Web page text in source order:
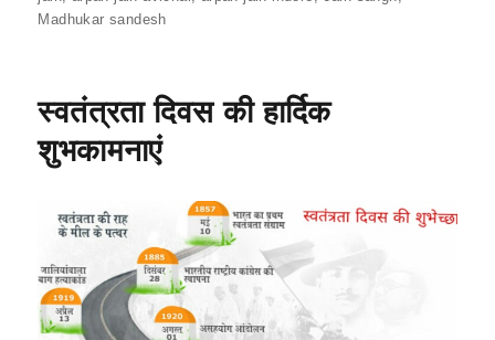
e
o
k
s
p
l
gr e
Madhukar sandesh
स्वतंत्रता दिवस की हार्दिक
शुभकामनाएं